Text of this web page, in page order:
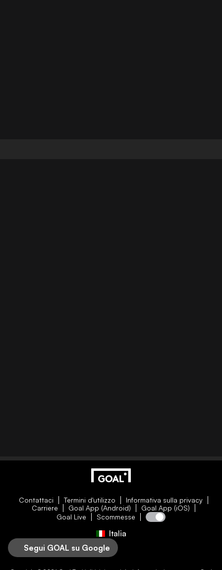
Contattaci Termini d'utilizzo
Informativa sulla privacy
Carriere
Goal App (Android)
Goal App (iOS)
Goal Live
Scommesse
Italia
Segui GOAL su Google